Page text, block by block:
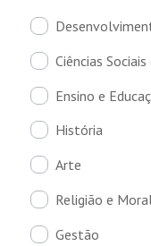
Ciências
Ensino e
História
Arte
Religião e Moral
Gestão